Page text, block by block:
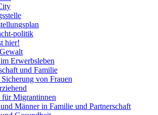
politik
hier!
Erwerbsleben
und Familie
Sicherung von Frauen
für Migrantinnen
Männer in Familie und Partnerschaft